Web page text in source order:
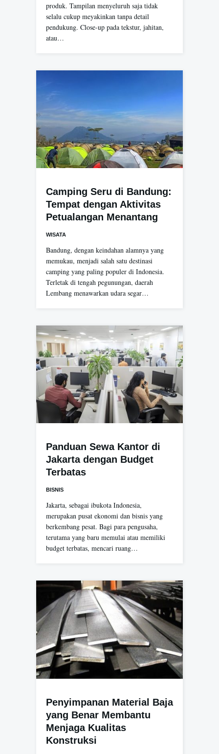
produk. Tampilan menyeluruh saja tidak
selalu cukup meyakinkan tanpa detail
pendukung. Close-up pada tekstur, jahitan,
atau…
Camping Seru di Bandung:
Tempat dengan Aktivitas
Petualangan Menantang
WISATA
Bandung, dengan keindahan alamnya yang
memukau, menjadi salah satu destinasi
camping yang paling populer di Indonesia.
Terletak di tengah pegunungan, daerah
Lembang menawarkan udara segar…
Panduan Sewa Kantor di
Jakarta dengan Budget
Terbatas
BISNIS
Jakarta, sebagai ibukota Indonesia,
merupakan pusat ekonomi dan bisnis yang
berkembang pesat. Bagi para pengusaha,
terutama yang baru memulai atau memiliki
budget terbatas, mencari ruang…
Penyimpanan Material Baja
yang Benar Membantu
Menjaga Kualitas
Konstruksi